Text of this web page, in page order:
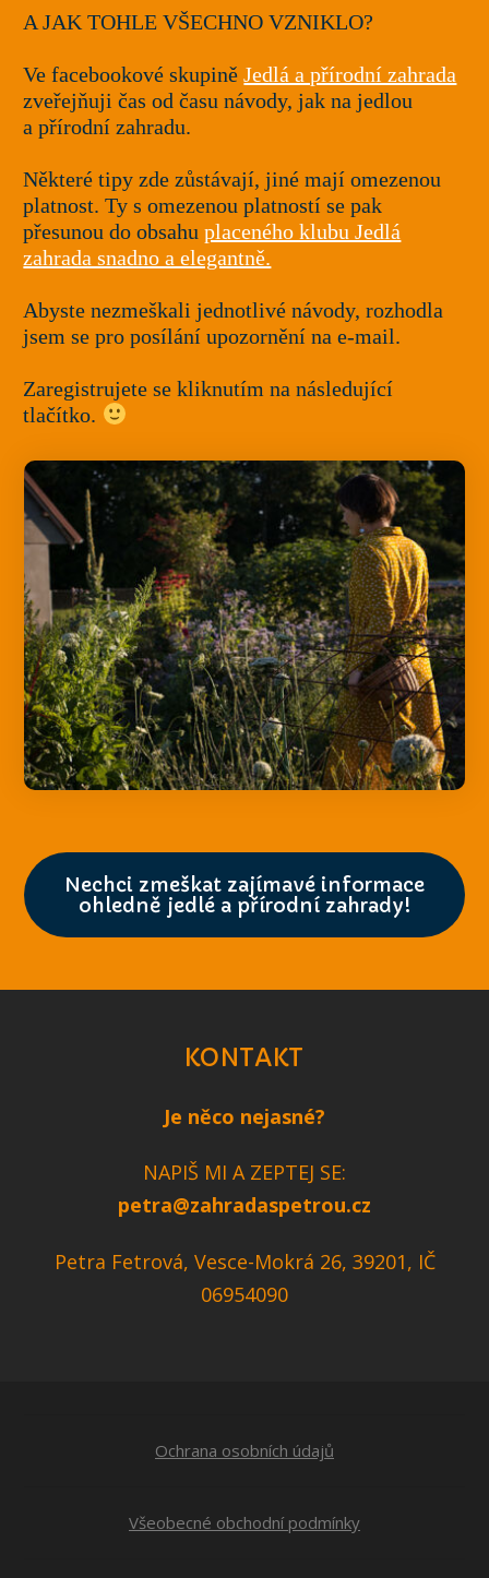
A JAK TOHLE VŠECHNO VZNIKLO?
Ve facebookové skupiněJedlá a přírodní zahrada
zveřejňuji čas od času návody, jak na jedlou
a přírodní zahradu.
Některé tipy zde zůstávají, jiné mají omezenou
platnost. Ty s omezenou platností se pak
přesunou do obsahuplaceného klubu Jedlá
zahrada snadno a elegantně.
Abyste nezmeškali jednotlivé návody, rozhodla
jsem se pro posílání upozornění na e-mail.
Zaregistrujete se kliknutím na následující
tlačítko.
Nechci zmeškat zajímavé informace
ohledně jedlé a přírodní zahrady!
KONTAKT
Je něco nejasné?
NAPIŠ MI A ZEPTEJ SE:
petra@zahradaspetrou.cz
Petra Fetrová, Vesce-Mokrá 26, 39201, IČ
06954090
Ochrana osobních údajů
Všeobecné obchodní podmínky